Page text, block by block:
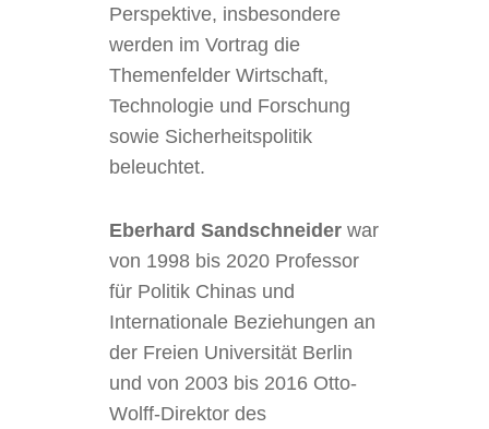
Perspektive, insbesondere
werden im Vortrag die
Themenfelder Wirtschaft,
Technologie und Forschung
sowie Sicherheitspolitik
beleuchtet.
Eberhard Sandschneider war
von 1998 bis 2020 Professor
für Politik Chinas und
Internationale Beziehungen an
der Freien Universität Berlin
und von 2003 bis 2016 Otto-
Wolff-Direktor des